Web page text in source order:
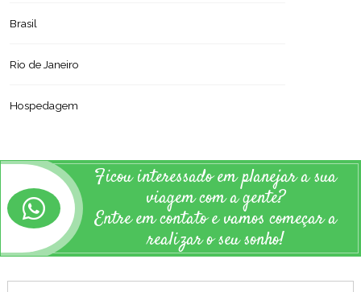
Brasil
Rio de Janeiro
Hospedagem
Ficou interessado em planejar a sua
viagem com a gente?
Entre em contato e vamos começar a
realizar o seu sonho!